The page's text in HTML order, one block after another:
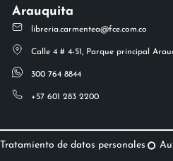
Arauquita
libreria.carmentea@fce.com.co
Calle 4 # 4-51, Parque principal
300 764 8844
+57 601 283 2200
Tratamiento de datos personales